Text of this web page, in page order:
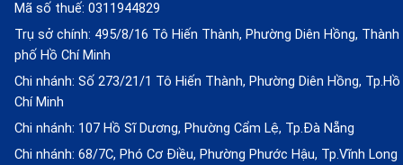
Mã số thuế: 0311944829
Trụ sở chính: 495/8/16 Tô Hiến Thành, Phường Diên Hồng, Thành
phố Hồ Chí Minh
Chi nhánh: Số 273/21/1 Tô Hiến Thành, Phường Diên Hồng, Tp.Hồ
Chí Minh
Chi nhánh: 107 Hồ Sĩ Dương, Phường Cẩm Lệ, Tp.Đà Nẵng
Chi nhánh: 68/7C, Phó Cơ Điều, Phường Phước Hậu, Tp.Vĩnh Long